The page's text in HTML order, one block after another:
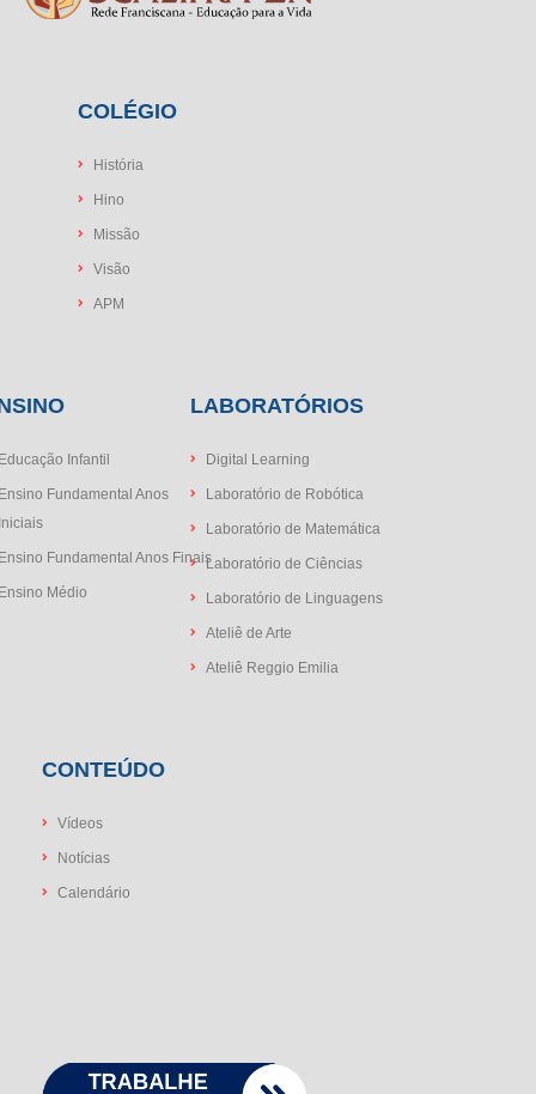
COLÉGIO
História
Hino
Missão
Visão
APM
Infantil
Fundamental Anos
Fundamental Anos Finais
Médio
LABORATÓRIOS
Digital Learning
Laboratório de Robótica
Laboratório de Matemática
Laboratório de Ciências
Laboratório de Linguagens
Ateliê de Arte
Ateliê Reggio Emilia
CONTEÚDO
Vídeos
Notícias
Calendário